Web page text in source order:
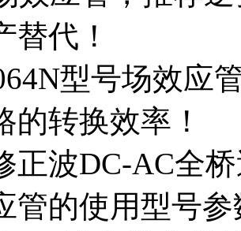
替代！
型号场效应
的转换效率！
正波DC-AC全
管的使用型号参